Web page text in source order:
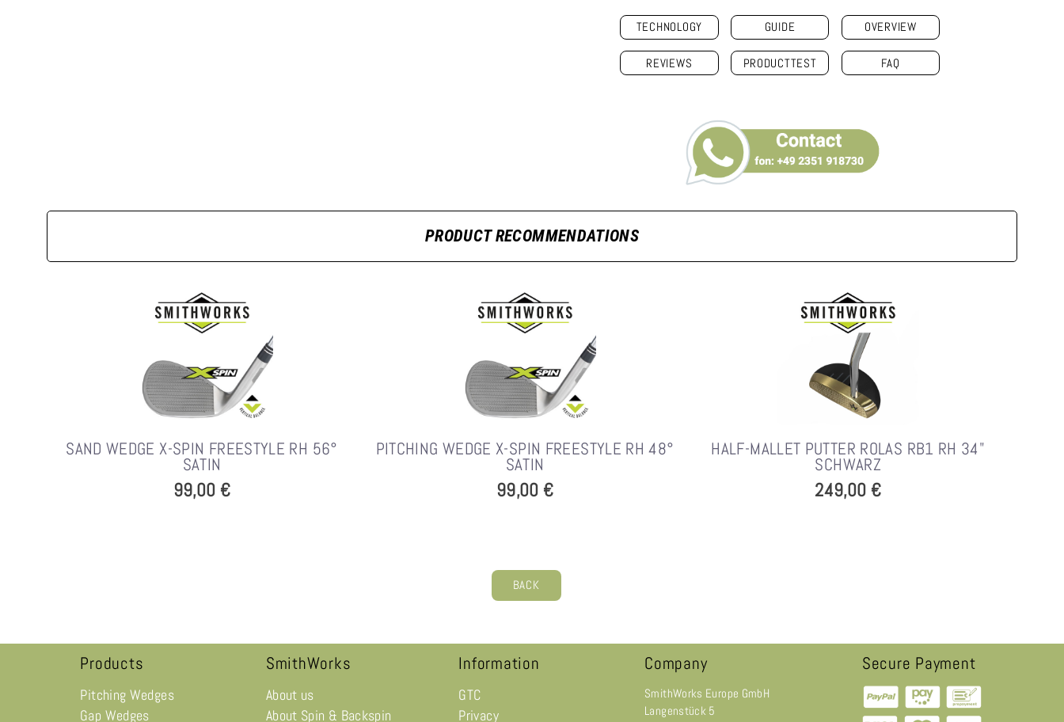
TECHNOLOGY GUIDE OVERVIEW
REVIEWS PRODUCTTEST FAQ
PRODUCT RECOMMENDATIONS
SAND WEDGE X-SPIN FREESTYLE RH 56°
SATIN
99,00 €
PITCHING WEDGE X-SPIN FREESTYLE RH 48°
SATIN
99,00 €
HALF-MALLET PUTTER ROLAS RB1 RH 34"
SCHWARZ
249,00 €
BACK
Products
Pitching Wedges
Gap Wedges
SmithWorks
About us
About Spin & Backspin
Information
GTC
Privacy
Company
SmithWorks Europe GmbH
Langenstück 5
Secure Payment